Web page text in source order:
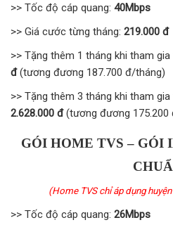
>> Tốc độ cáp quang: 40Mbps
>> Giá cước từng tháng: 219.000 đ
>> Tặng thêm 1 tháng khi tham
đ(tương đương 187.700 đ/tháng)
>> Tặng thêm 3 tháng khi tham
2.628.000 đ(tương đương 175.200
GÓI HOME TVS – GÓI
(Home TVSchỉ áp dụng
>> Tốc độ cáp quang: 26Mbps